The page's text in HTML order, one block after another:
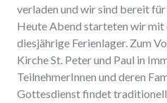
verladen und wir sind bereit
Heute Abend starteten wir mit
diesjährige Ferienlager. Zum
Kirche St. Peter und Paul in
TeilnehmerInnen und deren
Gottesdienst findet traditionell